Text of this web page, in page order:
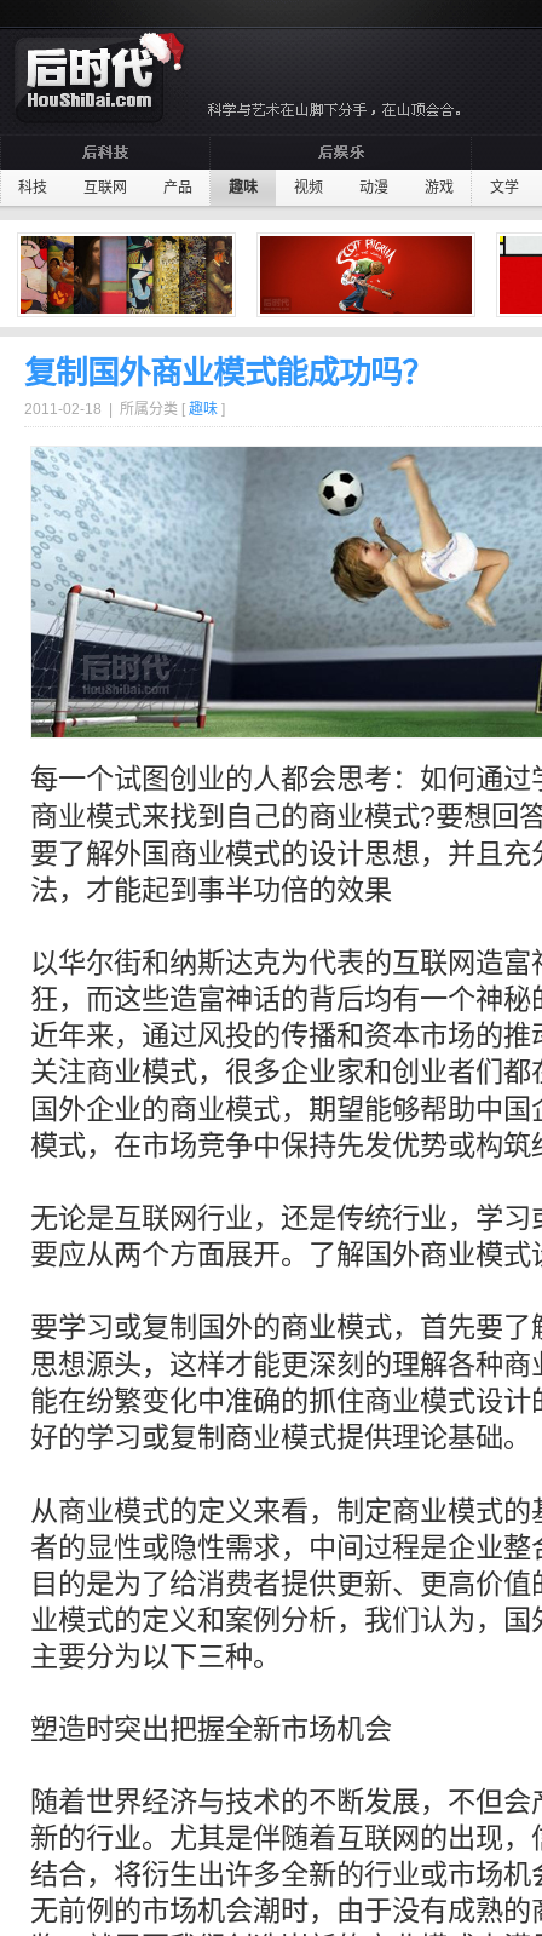
科技 互联网 产品 趣味 视频 动漫 游戏 文学
复制国外商业模式能成功吗？
2011-02-18 | 所属分类 [ 趣味 ]
每一个试图创业的人都会思考：如何通
商业模式来找到自己的商业模式?要想回
要了解外国商业模式的设计思想，并且
法，才能起到事半功倍的效果
以华尔街和纳斯达克为代表的互联网造
狂，而这些造富神话的背后均有一个神
近年来，通过风投的传播和资本市场的
关注商业模式，很多企业家和创业者们都
国外企业的商业模式，期望能够帮助中
模式，在市场竞争中保持先发优势或构筑
无论是互联网行业，还是传统行业，学
要应从两个方面展开。了解国外商业模式
要学习或复制 国外的商业模式，首先要
思想源头，这样才能更深刻的理解各种
能在纷繁变化中准确的抓住商业模式设
好的学习或复制 商业模式提供理论基础。
从商业模式的定义来看，制定商业模式
者的显性或隐性需求，中间过程是企业
目的是为了给消费者提供更新、更高价
业模式的定义和案例分析，我们认为，
主要分为以下三种。
塑造时突出把握全新市场机会
随着世界经济与技术的不断发展，不但
新的行业。尤其是伴随着互联网的出现
结合，将衍生出许多全新的行业或市场
无前例的市场机会潮时，由于没有成熟